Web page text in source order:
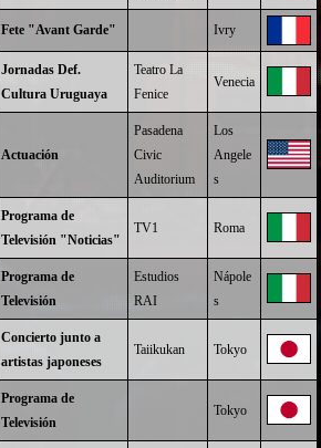
Fete "Avant Garde" Ivry
Jornadas Def.
Cultura Uruguaya
Teatro La
Fenice
Venecia
Actuación
Pasadena
Civic
Auditorium
Los
Angele
s
Programa de
Televisión "Noticias"
TV1 Roma
Programa de
Televisión
Estudios
RAI
Nápole
s
Concierto junto a
artistas japoneses
Taiikukan Tokyo
Programa de
Televisión
Tokyo